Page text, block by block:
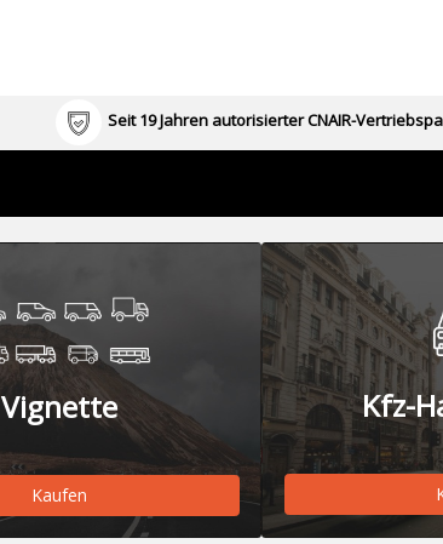
Seit 19 Jahren autorisierter CNAIR-
Vignette
Kaufen
Kfz-